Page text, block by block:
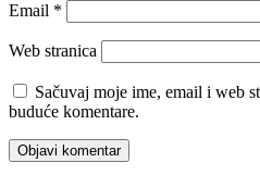
Email *
Web stranica
Sačuvaj moje ime, email i web
buduće komentare.